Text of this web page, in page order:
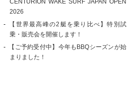
CENTURION WAKE SURF JAPAN OPEN
2026
【世界最高峰の2艇を乗り比べ】特別試
乗・販売会を開催します！
【ご予約受付中】今年もBBQシーズンが始
まりました！